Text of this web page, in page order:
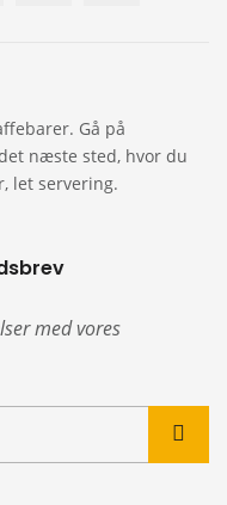
Gå på
næste sted, hvor du
let servering.
med vores